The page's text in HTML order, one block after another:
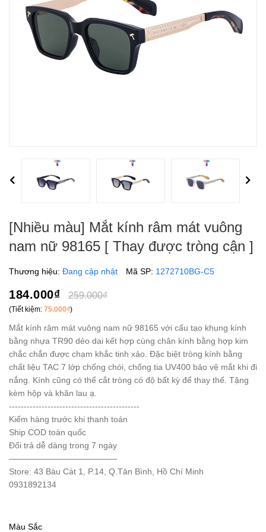
Previous Next
[Nhiều màu] Mắt kính râm mát vuông
nam nữ 98165 [ Thay được tròng cận ]
Thương hiệu: Đang cập nhật Mã SP: 1272710BG-C5
184.000₫ 259.000₫
(Tiết kiệm: 75.000₫)
Mắt kính râm mát vuông nam nữ 98165 với cấu tạo khung kính
bằng nhựa TR90 dẻo dai kết hợp cùng chân kính bằng hợp kim
chắc chắn được chạm khắc tinh xảo. Đặc biệt tròng kính bằng
chất liệu TAC 7 lớp chống chói, chống tia UV400 bảo vệ mắt khi đi
nắng. Kính cũng có thể cắt tròng có độ bất kỳ để thay thế. Tặng
kèm hộp và khăn lau ạ.
--------------------------------------------
Kiểm hàng trước khi thanh toán
Ship COD toàn quốc
Đổi trả dễ dàng trong 7 ngày
—————————————
Store: 43 Bàu Cát 1, P.14, Q.Tân Bình, Hồ Chí Minh
0931892134
Màu Sắc